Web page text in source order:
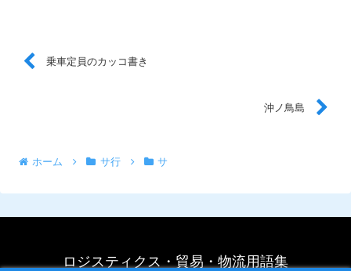
乗車定員のカッコ書き
沖ノ鳥島
ホーム サ行 サ
ロジスティクス・貿易・物流用語集